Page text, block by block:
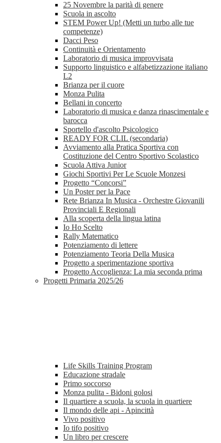
25 Novembre la parità di genere
Scuola in ascolto
STEM Power Up! (Metti un turbo alle tue
competenze)
Dacci Peso
Continuità e Orientamento
Laboratorio di musica improvvisata
Supporto linguistico e alfabetizzazione italiano
L2
Brianza per il cuore
Monza Pulita
Bellani in concerto
Laboratorio di musica e danza rinascimentale e
barocca
Sportello d'ascolto Psicologico
READY FOR CLIL (secondaria)
Avviamento alla Pratica Sportiva con
Costituzione del Centro Sportivo Scolastico
Scuola Attiva Junior
Giochi Sportivi Per Le Scuole Monzesi
Progetto “Concorsi”
Un Poster per la Pace
Rete Brianza In Musica - Orchestre Giovanili
Provinciali E Regionali
Alla scoperta della lingua latina
Io Ho Scelto
Rally Matematico
Potenziamento di lettere
Potenziamento Teoria Della Musica
Progetto a sperimentazione sportiva
Progetto Accoglienza: La mia seconda prima
Progetti Primaria 2025/26
Life Skills Training Program
Educazione stradale
Primo soccorso
Monza pulita - Bidoni golosi
Il quartiere a scuola, la scuola in quartiere
Il mondo delle api - Apincittà
Vivo positivo
Io tifo positivo
Un libro per crescere